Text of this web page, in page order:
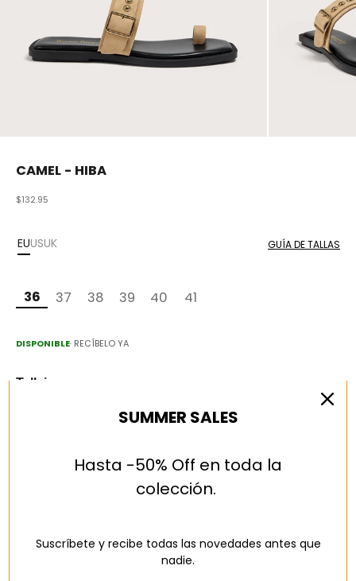
CAMEL - HIBA
Precio de oferta
$132.95
EUUSUK GUÍA DE TALLAS
36 37 38 39 40 41
DISPONIBLE· RECÍBELO YA
Tallaje
Talla normal
Descripción
MATERIALES Y CUIDADOS
SUMMER SALES
Hasta -50% Off en toda la
colección.
Suscríbete y recibe todas las novedades antes que
nadie.